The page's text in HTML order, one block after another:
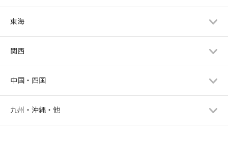
東海
関西
中国・四国
九州・沖縄・他